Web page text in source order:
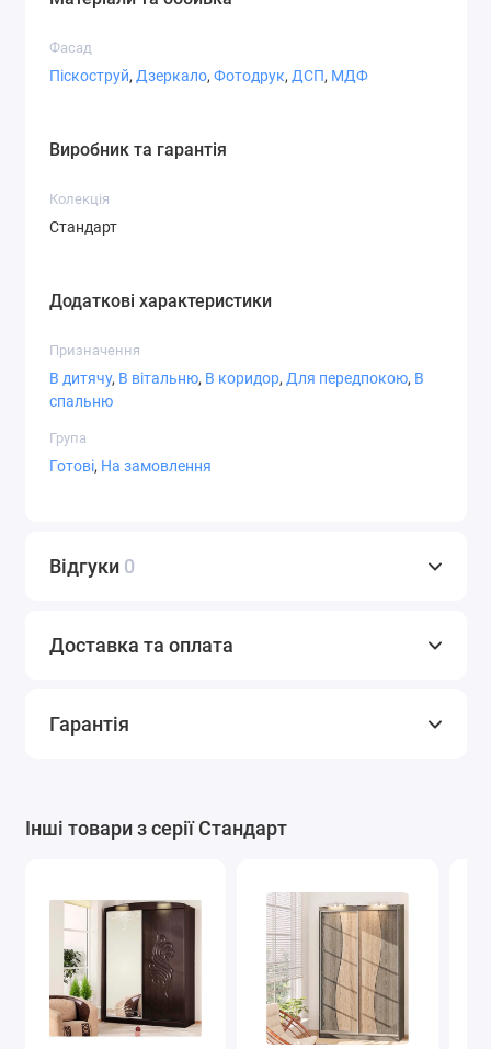
Фасад
Піскоструй, Дзеркало, Фотодрук, ДСП, МДФ
Виробник та гарантія
Колекція
Стандарт
Додаткові характеристики
Призначення
В дитячу, В вітальню, В коридор, Для передпокою, В
спальню
Група
Готові, На замовлення
Відгуки 0
Доставка та оплата
Гарантія
Інші товари з серії Стандарт